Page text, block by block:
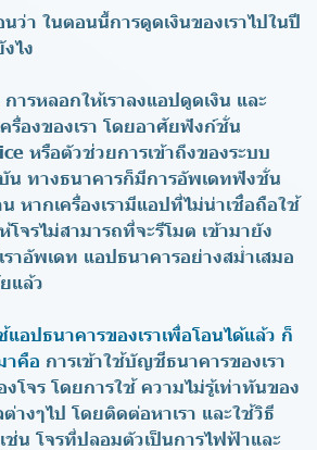
ว่า ในตอนนี้การดูดเงินของเราไปในปี
ไง
การหลอกให้เราลงแอปดูดเงิน และ
รื่องของเรา โดยอาศัยฟังก์ชั่น
หรือตัวช่วยการเข้าถึงของระบบ
น ทางธนาคารก็มีการอัพเดทฟังชั่น
หากเครื่องเรามีแอปที่ไม่น่าเชื่อถือใช้
จรไม่สามารถที่จะรีโมต เข้ามายัง
ราอัพเดท แอปธนาคารอย่างสม่ำเสมอ
แล้ว
แอปธนาคารของเราเพื่อโอนได้แล้ว ก็
าคือ การเข้าใช้บัญชีธนาคารของเรา
โจร โดยการใช้ ความไม่รู้เท่าทันของ
ต่างๆไป โดยติดต่อหาเรา และใช้วิธี
น โจรที่ปลอมตัวเป็นการไฟฟ้าและ